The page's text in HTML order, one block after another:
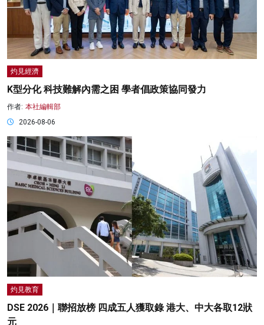
灼見經濟
K型分化 科技難解內需之困 學者倡政策協同發力
作者: 本社編輯部
2026-08-06
灼見教育
DSE 2026｜聯招放榜 四成五人獲取錄 港大、中大各取12狀
元